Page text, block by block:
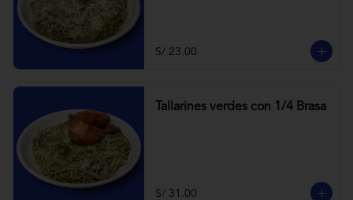
S/ 23.00
Tallarines verdes con 1/4 Brasa
S/ 31.00